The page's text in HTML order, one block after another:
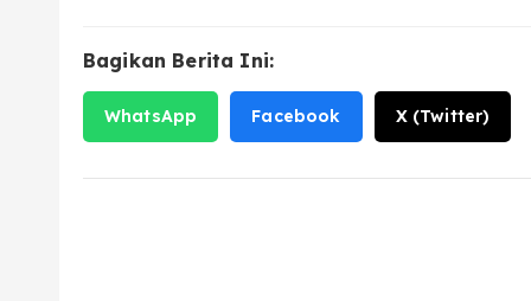
Bagikan Berita Ini:
WhatsApp Facebook X (Twitter)